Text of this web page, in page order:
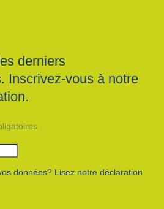
derniers
Inscrivez-vous à notre
données? Lisez notre déclaration